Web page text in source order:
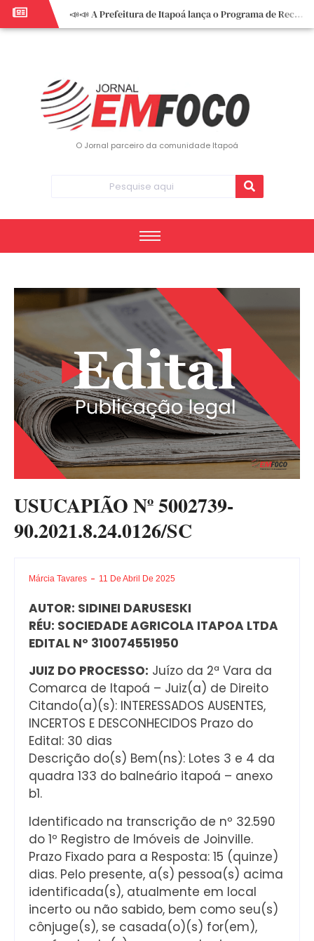
📣📣 A Prefeitura de Itapoá lança o Programa de Recuperação Fiscal (REFIS).
📢 Empreendedor do turismo, esta oportunidade é para você! Itapoá – SC.
O Jornal parceiro da comunidade Itapoá
USUCAPIÃO Nº 5002739-
90.2021.8.24.0126/SC
Márcia Tavares 11 De Abril De 2025
AUTOR: SIDINEI DARUSESKI
RÉU: SOCIEDADE AGRICOLA ITAPOA LTDA
EDITAL Nº 310074551950
JUIZ DO PROCESSO: Juízo da 2ª Vara da
Comarca de Itapoá – Juiz(a) de Direito
Citando(a)(s): INTERESSADOS AUSENTES,
INCERTOS E DESCONHECIDOS Prazo do
Edital: 30 dias
Descrição do(s) Bem(ns): Lotes 3 e 4 da
quadra 133 do balneário itapoá – anexo
b1.
Identificado na transcrição de nº 32.590
do 1º Registro de Imóveis de Joinville.
Prazo Fixado para a Resposta: 15 (quinze)
dias. Pelo presente, a(s) pessoa(s) acima
identificada(s), atualmente em local
incerto ou não sabido, bem como seu(s)
cônjuge(s), se casada(o)(s) for(em),